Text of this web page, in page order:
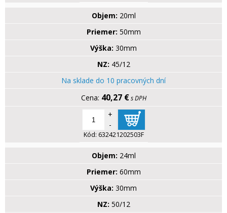
Objem: 20ml
Priemer: 50mm
Výška: 30mm
NZ: 45/12
Na sklade do 10 pracovných dní
40,27 € s DPH
+
-
Kód: 632421202503F
Objem: 24ml
Priemer: 60mm
Výška: 30mm
NZ: 50/12